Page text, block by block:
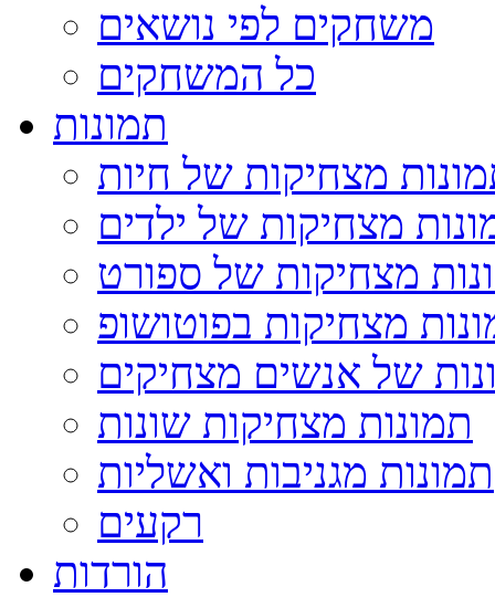
משחקים לפי נושאים
כל המשחקים
תמונות
מצחיקות של חיות
מצחיקות של ילדים
מצחיקות של ספורט
מצחיקות בפוטושופ
של אנשים מצחיקים
תמונות מצחיקות שונות
תמונות מגניבות ואשליות
רקעים
הורדות